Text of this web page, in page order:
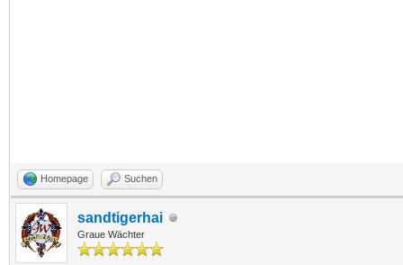
Homepage Suchen
sandtigerhai
Graue Wächter